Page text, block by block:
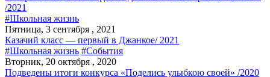
/2021
#Школьная жизнь
Пятница, 3 сентября , 2021
Казачий класс — первый в Джанкое/ 2021
#Школьная жизнь #События
Вторник, 20 октября , 2020
Подведены итоги конкурса «Поделись улыбкою своей» /2020